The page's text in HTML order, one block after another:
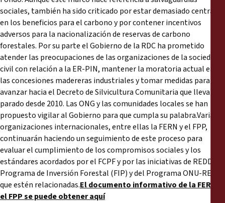
sociales, también ha sido criticado por estar demasiado centrado
en los beneficios para el carbono y por contener incentivos
adversos para la nacionalización de reservas de carbono
forestales. Por su parte el Gobierno de la RDC ha prometido
atender las preocupaciones de las organizaciones de la sociedad
civil con relación a la ER-PIN, mantener la moratoria actual en
las concesiones madereras industriales y tomar medidas para
avanzar hacia el Decreto de Silvicultura Comunitaria que lleva
parado desde 2010. Las ONG y las comunidades locales se han
propuesto vigilar al Gobierno para que cumpla su palabra.Varias
organizaciones internacionales, entre ellas la FERN y el FPP,
continuarán haciendo un seguimiento de este proceso para
evaluar el cumplimiento de los compromisos sociales y los
estándares acordados por el FCPF y por las iniciativas de REDD del
Programa de Inversión Forestal (FIP) y del Programa ONU-REDD
que estén relacionadas.El documento informativo de la FERN y
el FPP se puede obtener aquí